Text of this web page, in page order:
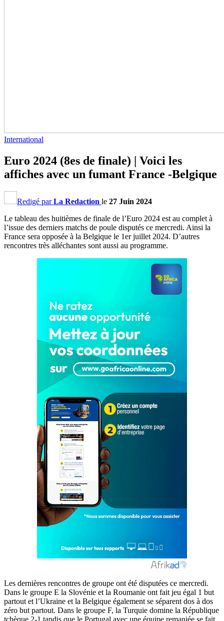
International
Euro 2024 (8es de finale) | Voici les
affiches avec un fumant France -Belgique
Redigé parLa Redaction le 27 Juin 2024
Le tableau des huitièmes de finale de l’Euro 2024 est au complet à
l’issue des derniers matchs de poule disputés ce mercredi. Ainsi la
France sera opposée à la Belgique le 1er juillet 2024. D’autres
rencontres très alléchantes sont aussi au programme.
Les dernières rencontres de groupe ont été disputées ce mercredi.
Dans le groupe E la Slovénie et la Roumanie ont fait jeu égal 1 but
partout et l’Ukraine et la Belgique également se séparent dos à dos
zéro but partout. Dans le groupe F, la Turquie domine la République
tchèque 2-1 tandis que le Portugal avec une équipe remaniée se fait